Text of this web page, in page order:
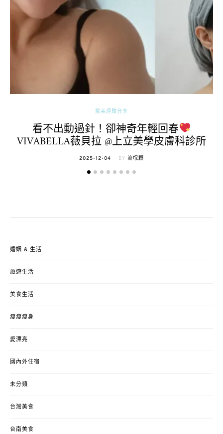
醫美經驗分享
看不出動過針！卻神奇年輕回春
VIVABELLA薇貝拉 @上立美學皮膚科診所
POSTED
2025-12-04 BY 流氓顆
婚姻 & 生活
旅遊生活
美食生活
瘦瘦瘦身
愛漂亮
國內外住宿
未分類
台灣美食
台南美食